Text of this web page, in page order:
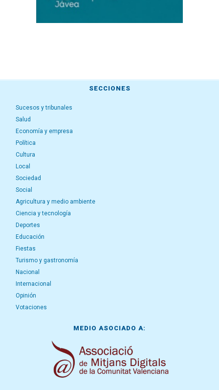
SECCIONES
Sucesos y tribunales
Salud
Economía y empresa
Política
Cultura
Local
Sociedad
Social
Agricultura y medio ambiente
Ciencia y tecnología
Deportes
Educación
Fiestas
Turismo y gastronomía
Nacional
Internacional
Opinión
Votaciones
MEDIO ASOCIADO A: